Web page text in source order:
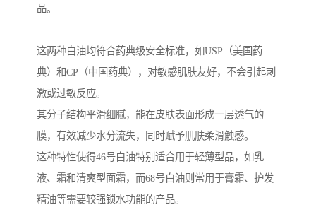
品。
这两种白油均符合药典级安全标准，如USP（美国药
典）和CP（中国药典），对敏感肌肤友好，不会引起刺
激或过敏反应。
其分子结构平滑细腻，能在皮肤表面形成一层透气的
膜，有效减少水分流失，同时赋予肌肤柔滑触感。
这种特性使得46号白油特别适合用于轻薄型品，如乳
液、霜和清爽型面霜，而68号白油则常用于膏霜、护发
精油等需要较强锁水功能的产品。